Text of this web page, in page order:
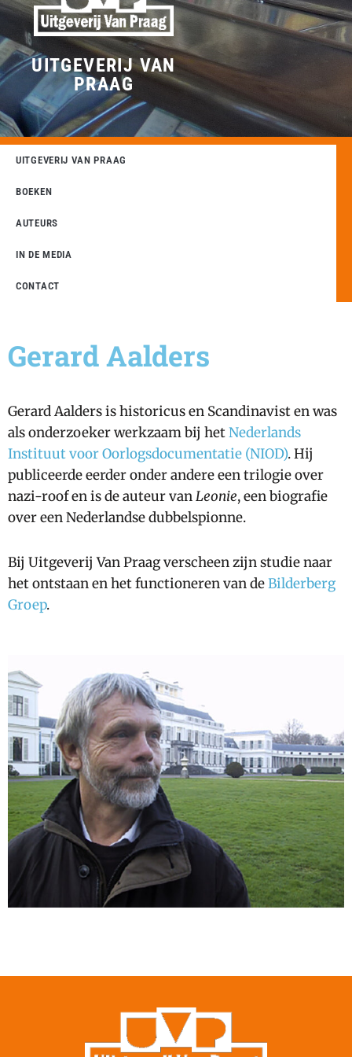
UITGEVERIJ VAN
PRAAG
UITGEVERIJ VAN PRAAG
BOEKEN
AUTEURS
IN DE MEDIA
CONTACT
Gerard Aalders
Gerard Aalders is historicus en Scandinavist en was
als onderzoeker werkzaam bij hetNederlands
Instituut voor Oorlogsdocumentatie (NIOD). Hij
publiceerde eerder onder andere een trilogie over
nazi-roof en is de auteur vanLeonie, een biografie
over een Nederlandse dubbelspionne.
Bij Uitgeverij Van Praag verscheen zijn studie naar
het ontstaan en het functioneren van deBilderberg
Groep.